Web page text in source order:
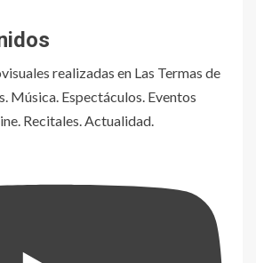
realizadas en Las Termas de
Música. Espectáculos. Eventos
Recitales. Actualidad.